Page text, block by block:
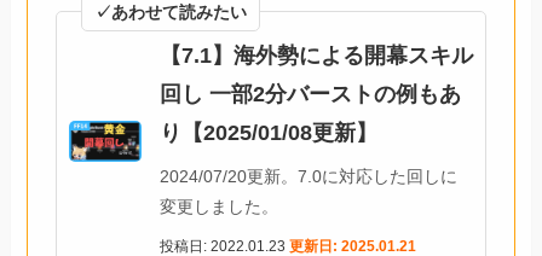
✓あわせて読みたい
【7.1】海外勢による開幕スキル
回し 一部2分バーストの例もあ
り【2025/01/08更新】
2024/07/20更新。7.0に対応した回しに
変更しました。
投稿日: 2022.01.23 更新日: 2025.01.21